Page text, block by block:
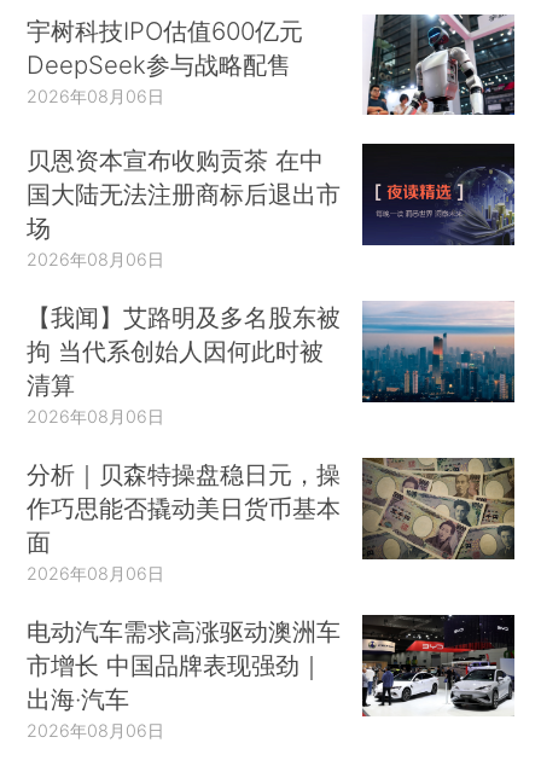
宇树科技IPO估值600亿元
DeepSeek参与战略配售
2026年08月06日
贝恩资本宣布收购贡茶 在中
国大陆无法注册商标后退出市
场
2026年08月06日
【我闻】艾路明及多名股东被
拘 当代系创始人因何此时被
清算
2026年08月06日
分析｜贝森特操盘稳日元，操
作巧思能否撬动美日货币基本
面
2026年08月06日
电动汽车需求高涨驱动澳洲车
市增长 中国品牌表现强劲｜
出海·汽车
2026年08月06日